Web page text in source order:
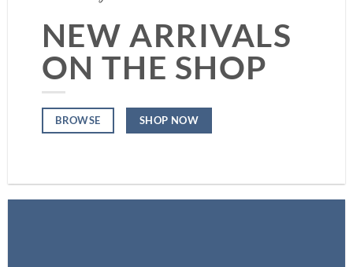
NEW ARRIVALS
ON THE SHOP
BROWSE SHOP NOW